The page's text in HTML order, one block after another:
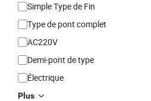
Simple Type de Fin
Type de pont complet
AC220V
Demi-pont de type
Électrique
Plus